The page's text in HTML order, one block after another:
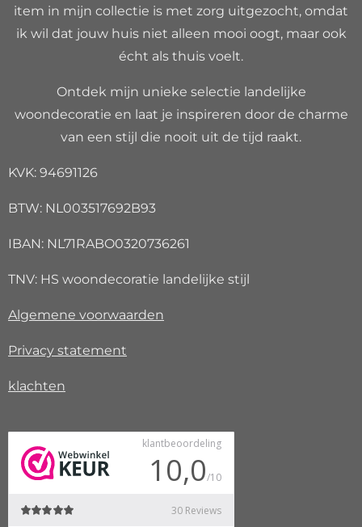
item in mijn collectie is met zorg uitgezocht, omdat
ik wil dat jouw huis niet alleen mooi oogt, maar ook
écht als thuis voelt.
Ontdek mijn unieke selectie landelijke
woondecoratie en laat je inspireren door de charme
van een stijl die nooit uit de tijd raakt.
KVK: 94691126
BTW: NL003517692B93
IBAN: NL71RABO0320736261
TNV: HS woondecoratie landelijke stijl
Algemene voorwaarden
Privacy statement
klachten